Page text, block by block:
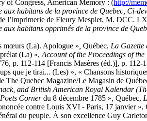
of Congress, American Memory : (http://
aux habitans de la province de Quebec, Ci-
l’imprimerie de Fleury Mesplet, M. DCC.
aux habitans opprimés de la province de
(La). Apologue » Québec, La Gazette
(La) », Account of the Proceedings of
p. 112-114 [Francis Masères (éd.)], p. 112-
que je tirai... (Les) », « Chansons
The Quebec Magazine/Le Magasin de
and British American Royal Kalendar
Poets Cornerdu 8 décembre 1785 », Québec,
contre Louis XVI - Paris, 17 janvier »,
du peuple. À son excellence Guy